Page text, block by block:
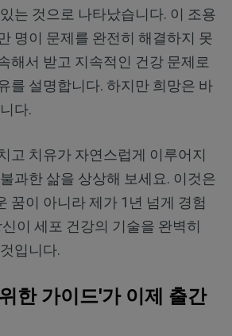
는 것으로 나타났습니다. 이 조용
명이 문제를 완전히 해결하지 못
해서 받고 지속적인 건강 문제로
를 설명합니다. 하지만 희망은 바
다.
고 치유가 자연스럽게 이루어지
과한 삶을 상상해 보세요. 이것은
꿈이 아니라 제가 1년 넘게 경험
이 세포 건강의 기술을 완벽히
입니다.
한 가이드'가 이제 출간